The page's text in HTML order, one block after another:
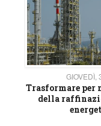
GIOVEDÌ,
Trasformare per
della